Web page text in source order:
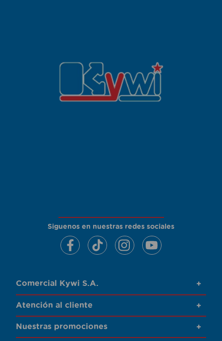
Siguenos en nuestras redes sociales
Comercial Kywi S.A. +
Atención al cliente +
Nuestras promociones +